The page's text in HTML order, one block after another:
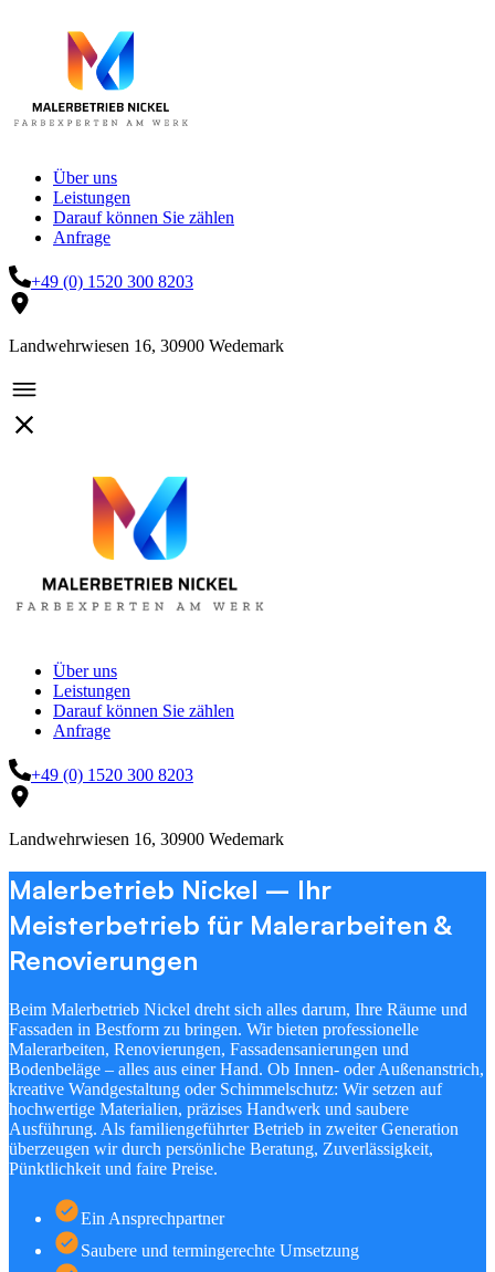
Über uns
Leistungen
Darauf können Sie zählen
Anfrage
+49 (0) 1520 300 8203
Landwehrwiesen 16, 30900 Wedemark
Über uns
Leistungen
Darauf können Sie zählen
Anfrage
+49 (0) 1520 300 8203
Landwehrwiesen 16, 30900 Wedemark
Malerbetrieb Nickel – Ihr
Meisterbetrieb für Malerarbeiten &
Renovierungen
Beim Malerbetrieb Nickel dreht sich alles darum, Ihre Räume und
Fassaden in Bestform zu bringen. Wir bieten professionelle
Malerarbeiten, Renovierungen, Fassadensanierungen und
Bodenbeläge – alles aus einer Hand. Ob Innen- oder Außenanstrich,
kreative Wandgestaltung oder Schimmelschutz: Wir setzen auf
hochwertige Materialien, präzises Handwerk und saubere
Ausführung. Als familiengeführter Betrieb in zweiter Generation
überzeugen wir durch persönliche Beratung, Zuverlässigkeit,
Pünktlichkeit und faire Preise.
Ein Ansprechpartner
Saubere und termingerechte Umsetzung